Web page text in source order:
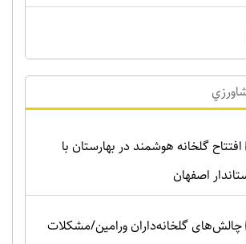
افتتاح گلخانه هوشمند در بهارستان با
اصفهان
چالش‌های گلخانه‌داران ورامین/مشکلات